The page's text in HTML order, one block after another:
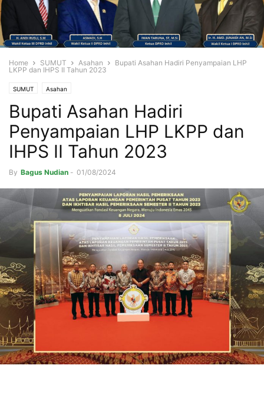
Home SUMUT Asahan
Bupati Asahan Hadiri Penyampaian LHP
LKPP dan IHPS II Tahun 2023
SUMUT Asahan
Bupati Asahan Hadiri
Penyampaian LHP LKPP dan
IHPS II Tahun 2023
By Bagus Nudian - 01/08/2024